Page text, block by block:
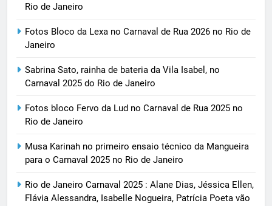
Rio de Janeiro
Fotos Bloco da Lexa no Carnaval de Rua 2026 no Rio de
Janeiro
Sabrina Sato, rainha de bateria da Vila Isabel, no
Carnaval 2025 do Rio de Janeiro
Fotos bloco Fervo da Lud no Carnaval de Rua 2025 no
Rio de Janeiro
Musa Karinah no primeiro ensaio técnico da Mangueira
para o Carnaval 2025 no Rio de Janeiro
Rio de Janeiro Carnaval 2025 : Alane Dias, Jéssica Ellen,
Flávia Alessandra, Isabelle Nogueira, Patrícia Poeta vão